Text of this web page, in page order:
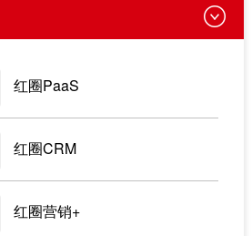
红圈PaaS
红圈CRM
红圈营销+